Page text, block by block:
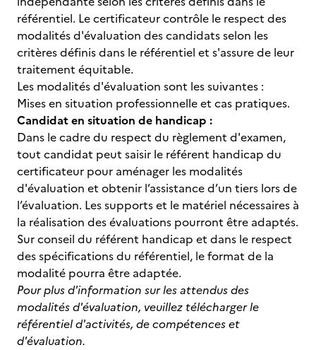
référentiel. Le certificateur contrôle le respect des
modalités d'évaluation des candidats selon les
critères définis dans le référentiel et s'assure de leur
traitement équitable.
Les modalités d'évaluation sont les suivantes :
Mises en situation professionnelle et cas pratiques.
Candidat en situation de handicap :
Dans le cadre du respect du règlement d'examen,
tout candidat peut saisir le référent handicap du
certificateur pour aménager les modalités
d'évaluation et obtenir l’assistance d’un tiers lors de
l’évaluation. Les supports et le matériel nécessaires à
la réalisation des évaluations pourront être adaptés.
Sur conseil du référent handicap et dans le respect
des spécifications du référentiel, le format de la
modalité pourra être adaptée.
Pour plus d'information sur les attendus des
modalités d'évaluation, veuillez télécharger le
référentiel d'activités, de compétences et
d'évaluation.